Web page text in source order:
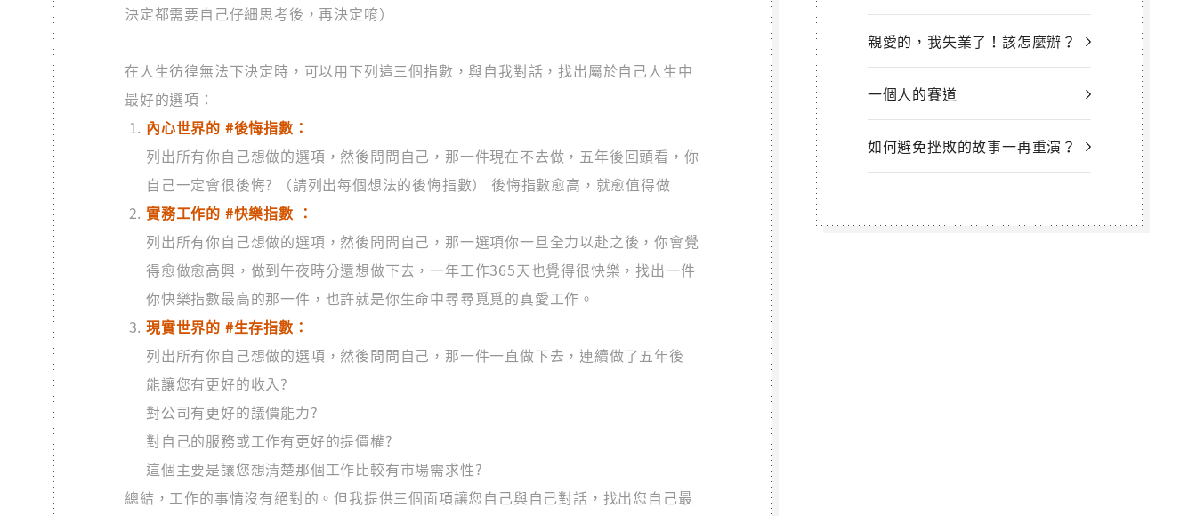
決定都需要自己仔細思考後，再決定唷）
在人生彷徨無法下決定時，可以用下列這三個指數，與自我對話，找出屬於自己人生中
最好的選項：
內心世界的 #後悔指數：
列出所有你自己想做的選項，然後問問自己，那一件現在不去做，五年後回頭看，你
自己一定會很後悔? （請列出每個想法的後悔指數） 後悔指數愈高，就愈值得做
實務工作的 #快樂指數 ：
列出所有你自己想做的選項，然後問問自己，那一選項你一旦全力以赴之後，你會覺
得愈做愈高興，做到午夜時分還想做下去，一年工作365天也覺得很快樂，找出一件
你快樂指數最高的那一件，也許就是你生命中尋尋覓覓的真愛工作。
現實世界的 #生存指數：
列出所有你自己想做的選項，然後問問自己，那一件一直做下去，連續做了五年後
能讓您有更好的收入?
對公司有更好的議價能力?
對自己的服務或工作有更好的提價權?
這個主要是讓您想清楚那個工作比較有市場需求性?
總結，工作的事情沒有絕對的。但我提供三個面項讓您自己與自己對話，找出您自己最
親愛的，我失業了！該怎麼辦？
一個人的賽道
如何避免挫敗的故事一再重演？